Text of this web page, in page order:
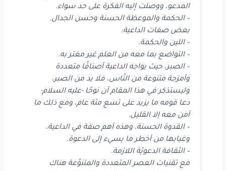
المدعو، ووصلت إليه الفكرة على حد سواء.
– الحكمة والموعظة الحسنة وحسن الجدال.
بعض صفات الداعية:
– اللين والحكمة.
– التواضع بما معه من العلم غير مغتر به.
– الصبر، حيث يواجه الداعية أصنافًا متعددة
وأمزجة متنوعة من النّاس، فلا بد من الصبر،
وليستذكر في هذا المقام أن نوحًا -عليه السلام-
دعا قومه ما يزيد على تسع مئة عام، ومع ذلك ما
آمن معه إلا القليل.
– القدوة الحسنة، وهذه أهم صفة في الداعية،
وغيابها من أخطر ما يسيء إلى الدعوة.
– الثقافة الدعويّة اللازمة.
مع تقنيات العصر المتعددة والمتنوِّعة هناك